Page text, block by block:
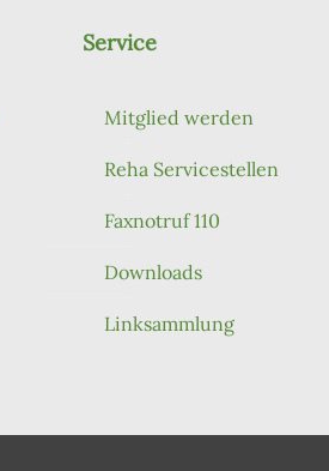
Service
Mitglied werden
Reha Servicestellen
Faxnotruf 110
Downloads
Linksammlung